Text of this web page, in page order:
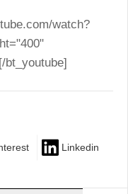
watch?
Linkedin